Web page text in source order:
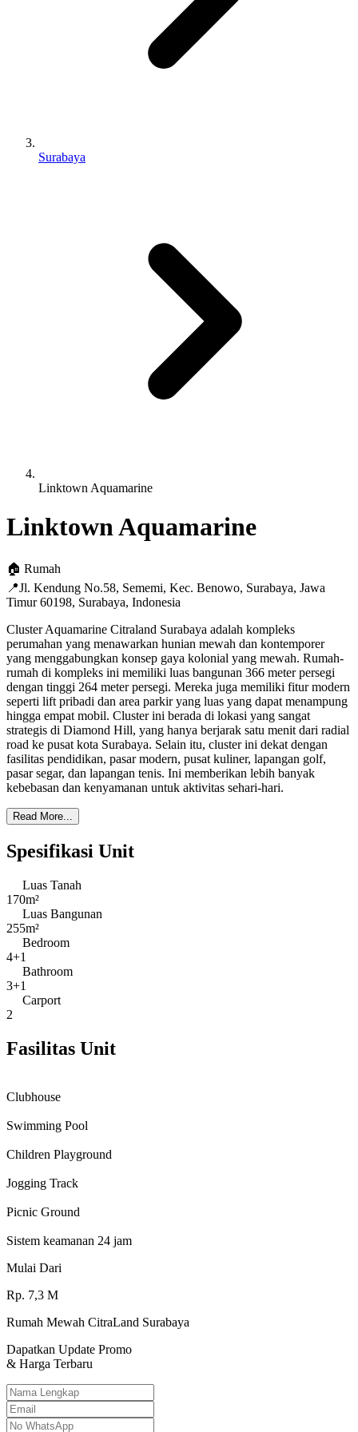
Surabaya
Linktown Aquamarine
Linktown Aquamarine
🏠 Rumah
📍Jl. Kendung No.58, Sememi, Kec. Benowo, Surabaya, Jawa
Timur 60198, Surabaya, Indonesia
Cluster Aquamarine Citraland Surabaya adalah kompleks
perumahan yang menawarkan hunian mewah dan kontemporer
yang menggabungkan konsep gaya kolonial yang mewah. Rumah-
rumah di kompleks ini memiliki luas bangunan 366 meter persegi
dengan tinggi 264 meter persegi. Mereka juga memiliki fitur modern
seperti lift pribadi dan area parkir yang luas yang dapat menampung
hingga empat mobil. Cluster ini berada di lokasi yang sangat
strategis di Diamond Hill, yang hanya berjarak satu menit dari radial
road ke pusat kota Surabaya. Selain itu, cluster ini dekat dengan
fasilitas pendidikan, pasar modern, pusat kuliner, lapangan golf,
pasar segar, dan lapangan tenis. Ini memberikan lebih banyak
kebebasan dan kenyamanan untuk aktivitas sehari-hari.
Read More...
Spesifikasi Unit
Luas Tanah
170m²
Luas Bangunan
255m²
Bedroom
4+1
Bathroom
3+1
Carport
2
Fasilitas Unit
Clubhouse
Swimming Pool
Children Playground
Jogging Track
Picnic Ground
Sistem keamanan 24 jam
Mulai Dari
Rp. 7,3 M
Rumah Mewah CitraLand Surabaya
Dapatkan Update Promo
& Harga Terbaru